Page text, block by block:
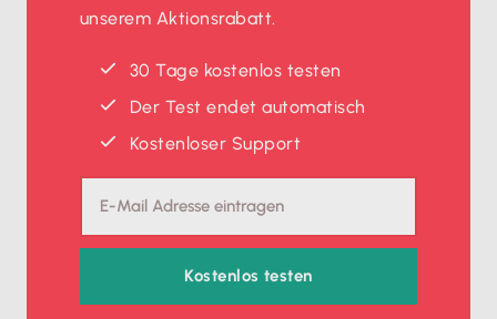
unserem Aktionsrabatt.
30 Tage kostenlos testen
Der Test endet automatisch
Kostenloser Support
Kostenlos testen